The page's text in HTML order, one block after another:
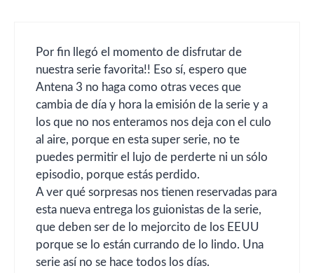
Por fin llegó el momento de disfrutar de
nuestra serie favorita!! Eso sí, espero que
Antena 3 no haga como otras veces que
cambia de día y hora la emisión de la serie y a
los que no nos enteramos nos deja con el culo
al aire, porque en esta super serie, no te
puedes permitir el lujo de perderte ni un sólo
episodio, porque estás perdido.
A ver qué sorpresas nos tienen reservadas para
esta nueva entrega los guionistas de la serie,
que deben ser de lo mejorcito de los EEUU
porque se lo están currando de lo lindo. Una
serie así no se hace todos los días.